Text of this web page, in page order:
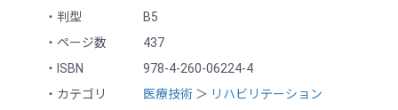
判型
B5
ページ数
437
ISBN
978-4-260-06224-4
カテゴリ
医療技術 ＞ リハビリテーション